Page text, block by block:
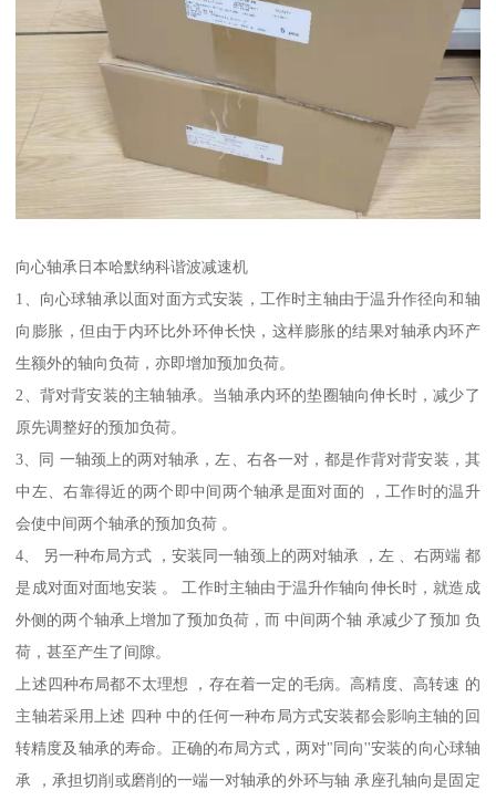
向心轴承日本哈默纳科谐波减速机
1、向心球轴承以面对面方式安装，工作时主轴由于温升作径向和轴
向膨胀，但由于内环比外环伸长快，这样膨胀的结果对轴承内环产
生额外的轴向负荷，亦即增加预加负荷。
2、背对背安装的主轴轴承。当轴承内环的垫圈轴向伸长时，减少了
原先调整好的预加负荷。
3、同 一轴颈上的两对轴承，左、右各一对，都是作背对背安装，其
中左、右靠得近的两个即中间两个轴承是面对面的 ，工作时的温升
会使中间两个轴承的预加负荷 。
4、 另一种布局方式 ，安装同一轴颈上的两对轴承 ，左 、右两端 都
是成对面对面地安装 。 工作时主轴由于温升作轴向伸长时，就造成
外侧的两个轴承上增加了预加负荷，而 中间两个轴 承减少了预加 负
荷，甚至产生了间隙。
上述四种布局都不太理想 ，存在着一定的毛病。高精度、高转速 的
主轴若采用上述 四种 中的任何一种布局方式安装都会影响主轴的回
转精度及轴承的寿命。正确的布局方式，两对"同向''安装的向心球轴
承 ，承担切削或磨削的一端一对轴承的外环与轴 承座孔轴向是固定